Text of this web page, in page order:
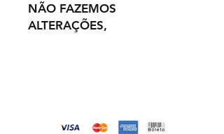
NÃO FAZEMOS
ALTERAÇÕES,